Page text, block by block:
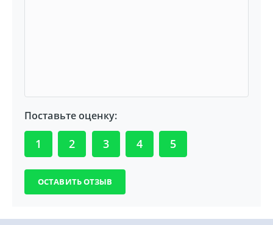
Поставьте оценку:
1 2 3 4 5